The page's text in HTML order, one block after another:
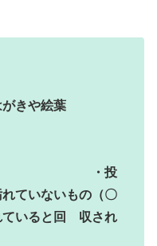
きや絵葉
ていないもの（〇
ていると回 収され